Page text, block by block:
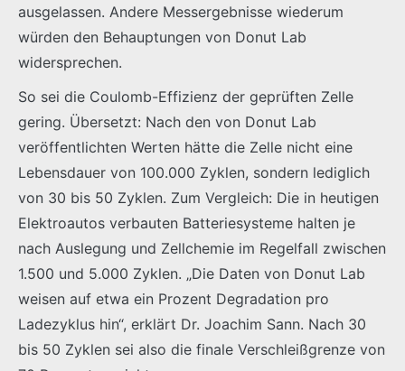
ausgelassen. Andere Messergebnisse wiederum
würden den Behauptungen von Donut Lab
widersprechen.
So sei die Coulomb-Effizienz der geprüften Zelle
gering. Übersetzt: Nach den von Donut Lab
veröffentlichten Werten hätte die Zelle nicht eine
Lebensdauer von 100.000 Zyklen, sondern lediglich
von 30 bis 50 Zyklen. Zum Vergleich: Die in heutigen
Elektroautos verbauten Batteriesysteme halten je
nach Auslegung und Zellchemie im Regelfall zwischen
1.500 und 5.000 Zyklen. „Die Daten von Donut Lab
weisen auf etwa ein Prozent Degradation pro
Ladezyklus hin“, erklärt Dr. Joachim Sann. Nach 30
bis 50 Zyklen sei also die finale Verschleißgrenze von